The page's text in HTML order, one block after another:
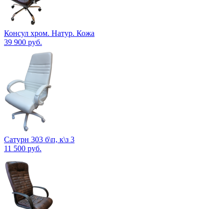
Консул хром. Натур. Кожа
39 900 руб.
Сатурн 303 б\п, к\з 3
11 500 руб.